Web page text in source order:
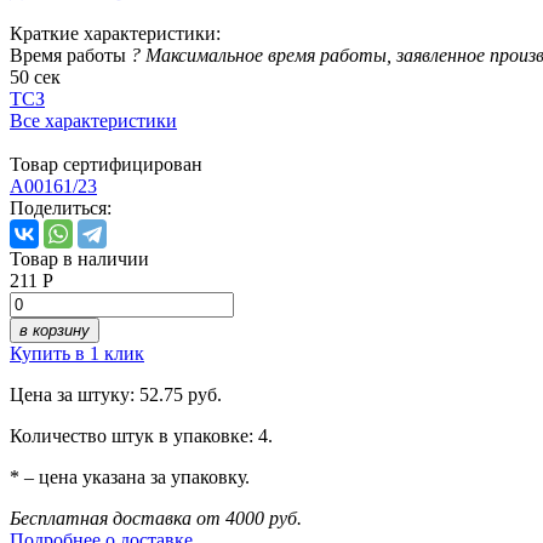
Краткие характеристики:
Время работы ? Максимальное время работы, заявленное
50 сек
ТСЗ
Все характеристики
Товар сертифицирован
A00161/23
Поделиться:
Товар в наличии
211 Р
в корзину
Купить в 1 клик
Цена за штуку: 52.75 руб.
Количество штук в упаковке: 4.
* – цена указана за упаковку.
Бесплатная доставка от 4000 руб.